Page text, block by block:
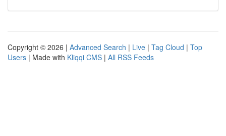
Copyright © 2026 | Advanced Search | Live | Tag Cloud | Top
Users | Made with Kliqqi CMS | All RSS Feeds